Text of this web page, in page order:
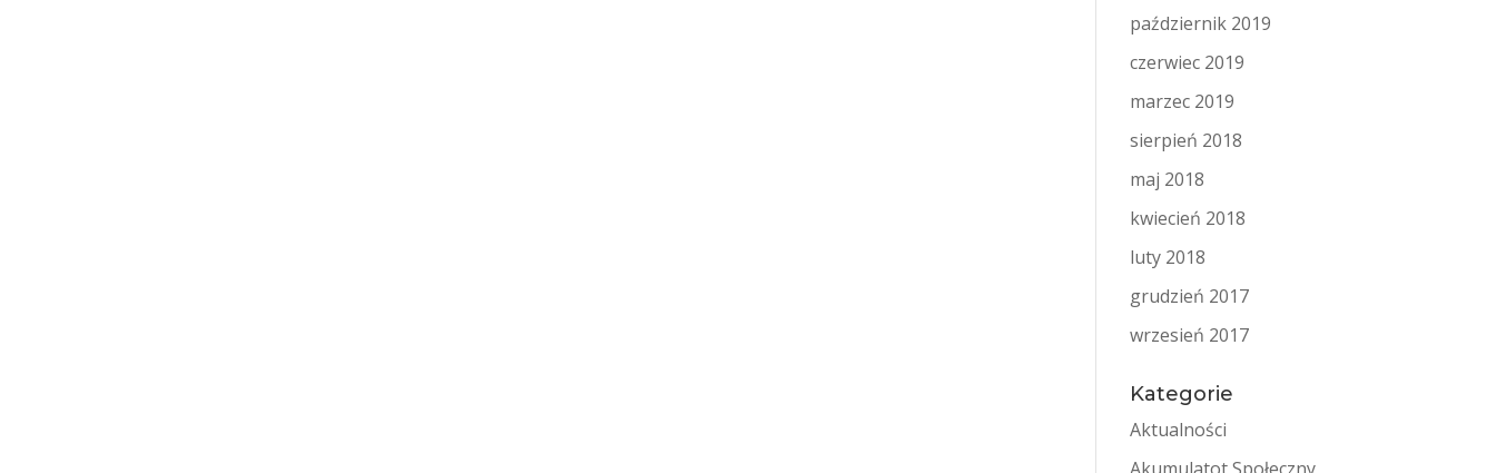
październik 2019
czerwiec 2019
marzec 2019
sierpień 2018
maj 2018
kwiecień 2018
luty 2018
grudzień 2017
wrzesień 2017
Kategorie
Aktualności